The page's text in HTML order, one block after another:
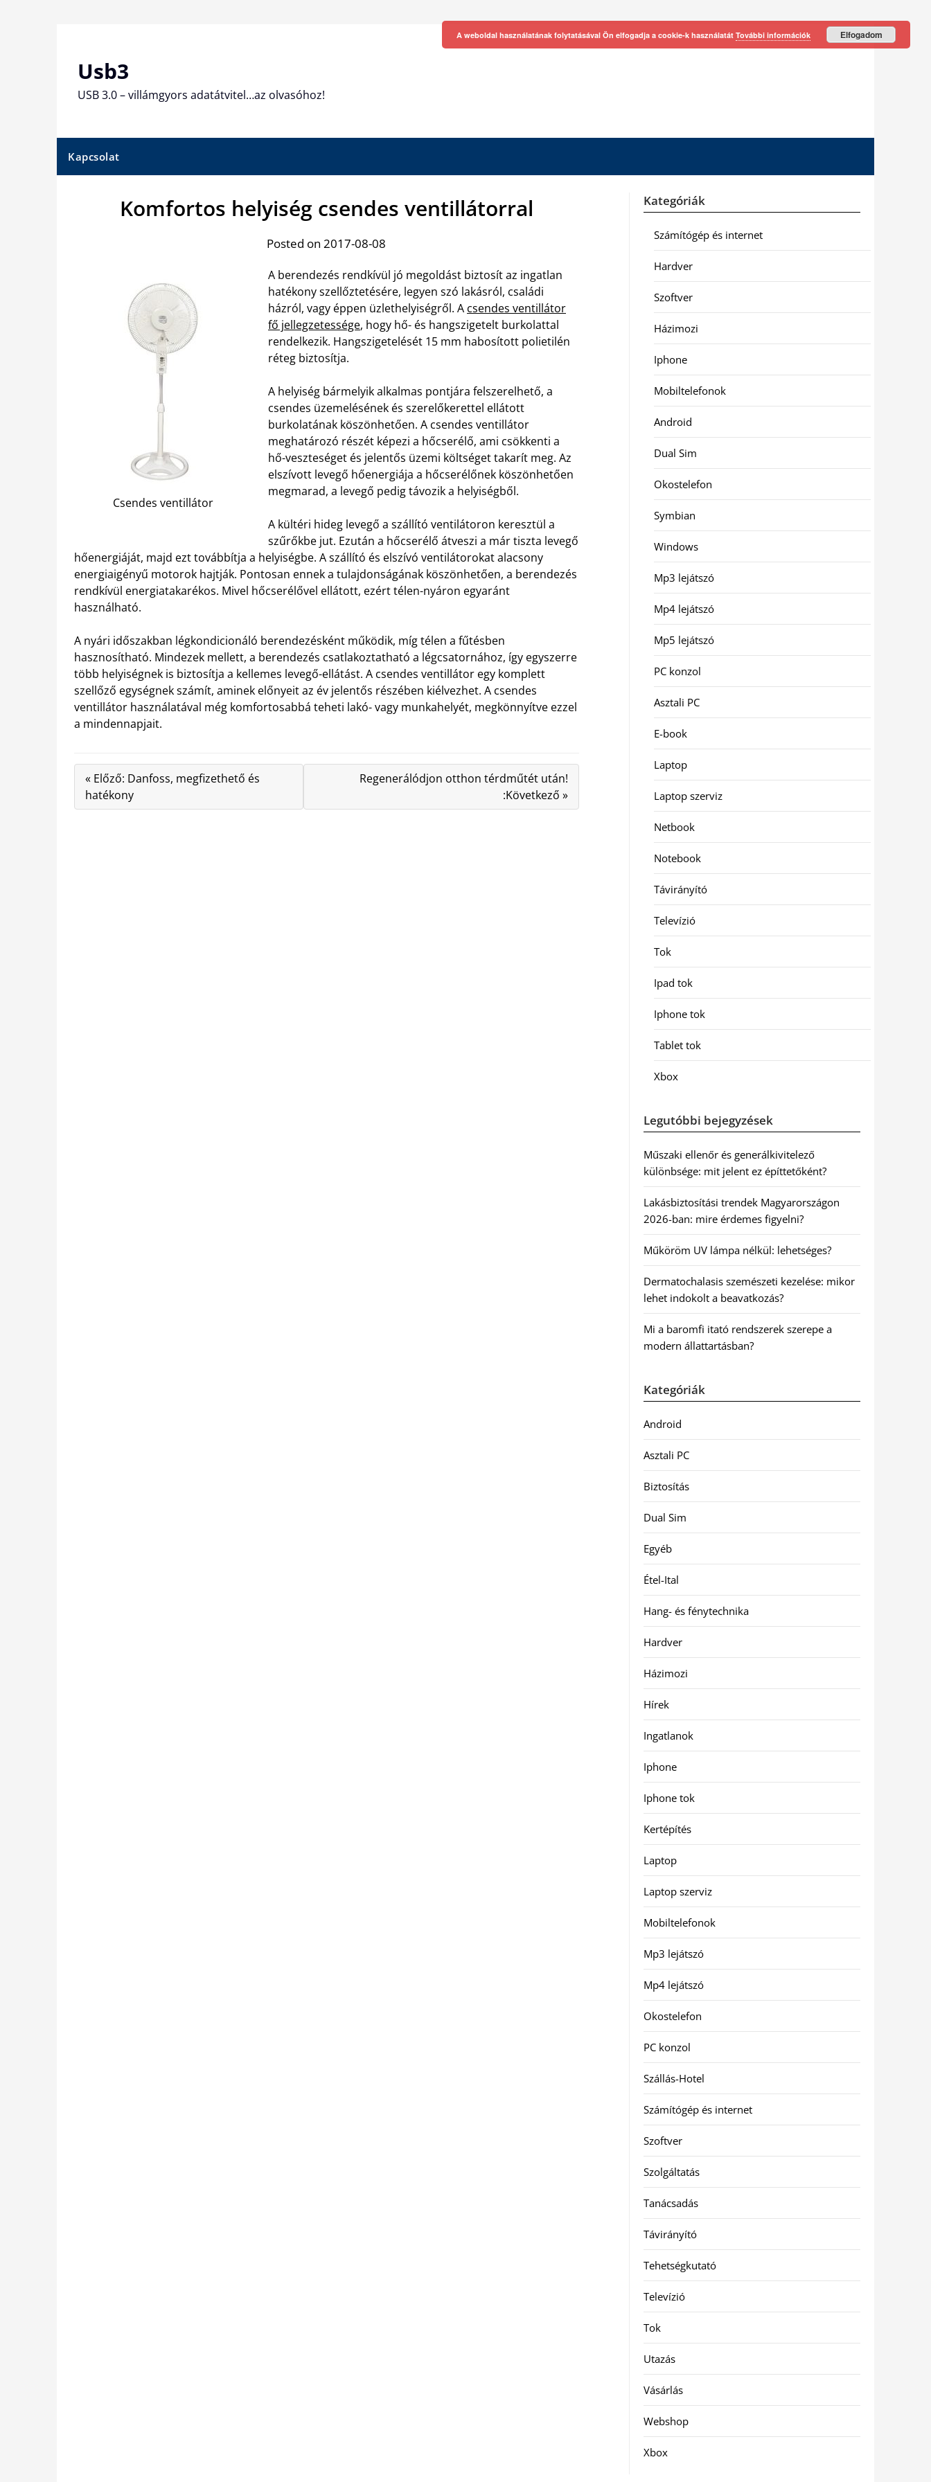
Usb3
USB 3.0 – villámgyors adatátvitel…az olvasóhoz!
Kapcsolat
Komfortos helyiség csendes ventillátorral
Posted on 2017-08-08
Csendes ventillátor
A berendezés rendkívül jó megoldást biztosít az ingatlan
hatékony szellőztetésére, legyen szó lakásról, családi
házról, vagy éppen üzlethelyiségről. A csendes ventillátor
fő jellegzetessége, hogy hő- és hangszigetelt burkolattal
rendelkezik. Hangszigetelését 15 mm habosított polietilén
réteg biztosítja.
A helyiség bármelyik alkalmas pontjára felszerelhető, a
csendes üzemelésének és szerelőkerettel ellátott
burkolatának köszönhetően. A csendes ventillátor
meghatározó részét képezi a hőcserélő, ami csökkenti a
hő-veszteséget és jelentős üzemi költséget takarít meg. Az
elszívott levegő hőenergiája a hőcserélőnek köszönhetően
megmarad, a levegő pedig távozik a helyiségből.
A kültéri hideg levegő a szállító ventilátoron keresztül a
szűrőkbe jut. Ezután a hőcserélő átveszi a már tiszta levegő
hőenergiáját, majd ezt továbbítja a helyiségbe. A szállító és elszívó ventilátorokat alacsony
energiaigényű motorok hajtják. Pontosan ennek a tulajdonságának köszönhetően, a berendezés
rendkívül energiatakarékos. Mivel hőcserélővel ellátott, ezért télen-nyáron egyaránt
használható.
A nyári időszakban légkondicionáló berendezésként működik, míg télen a fűtésben
hasznosítható. Mindezek mellett, a berendezés csatlakoztatható a légcsatornához, így egyszerre
több helyiségnek is biztosítja a kellemes levegő-ellátást. A csendes ventillátor egy komplett
szellőző egységnek számít, aminek előnyeit az év jelentős részében kiélvezhet. A csendes
ventillátor használatával még komfortosabbá teheti lakó- vagy munkahelyét, megkönnyítve ezzel
a mindennapjait.
« Előző: Danfoss, megfizethető és
hatékony
Regenerálódjon otthon térdműtét után!
:Következő »
Kategóriák
Számítógép és internet
Hardver
Szoftver
Házimozi
Iphone
Mobiltelefonok
Android
Dual Sim
Okostelefon
Symbian
Windows
Mp3 lejátszó
Mp4 lejátszó
Mp5 lejátszó
PC konzol
Asztali PC
E-book
Laptop
Laptop szerviz
Netbook
Notebook
Távirányító
Televízió
Tok
Ipad tok
Iphone tok
Tablet tok
Xbox
Legutóbbi bejegyzések
Műszaki ellenőr és generálkivitelező
különbsége: mit jelent ez építtetőként?
Lakásbiztosítási trendek Magyarországon
2026-ban: mire érdemes figyelni?
Műköröm UV lámpa nélkül: lehetséges?
Dermatochalasis szemészeti kezelése: mikor
lehet indokolt a beavatkozás?
Mi a baromfi itató rendszerek szerepe a
modern állattartásban?
Kategóriák
Android
Asztali PC
Biztosítás
Dual Sim
Egyéb
Étel-Ital
Hang- és fénytechnika
Hardver
Házimozi
Hírek
Ingatlanok
Iphone
Iphone tok
Kertépítés
Laptop
Laptop szerviz
Mobiltelefonok
Mp3 lejátszó
Mp4 lejátszó
Okostelefon
PC konzol
Szállás-Hotel
Számítógép és internet
Szoftver
Szolgáltatás
Tanácsadás
Távirányító
Tehetségkutató
Televízió
Tok
Utazás
Vásárlás
Webshop
Xbox
A weboldal használatának folytatásával Ön elfogadja a cookie-k használatát További információk Elfogadom